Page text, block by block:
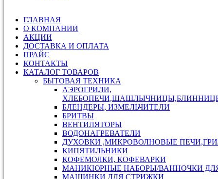
ГЛАВНАЯ
О КОМПАНИИ
АКЦИИ
ДОСТАВКА И ОПЛАТА
ПРАЙС
КОНТАКТЫ
КАТАЛОГ ТОВАРОВ
БЫТОВАЯ ТЕХНИКА
АЭРОГРИЛИ,
БЛЕНДЕРЫ, ИЗМЕЛЬЧИТЕЛИ
БРИТВЫ
ВЕНТИЛЯТОРЫ
ВОДОНАГРЕВАТЕЛИ
ДУХОВКИ ,МИКРОВОЛНОВЫЕ
КИПЯТИЛЬНИКИ
КОФЕМОЛКИ, КОФЕВАРКИ
МАНИКЮРНЫЕ НАБОРЫ/ВАННОЧКИ
МАШИНКИ ДЛЯ СТРИЖКИ